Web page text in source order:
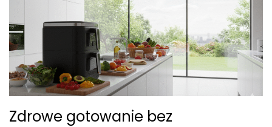
Zdrowe gotowanie bez